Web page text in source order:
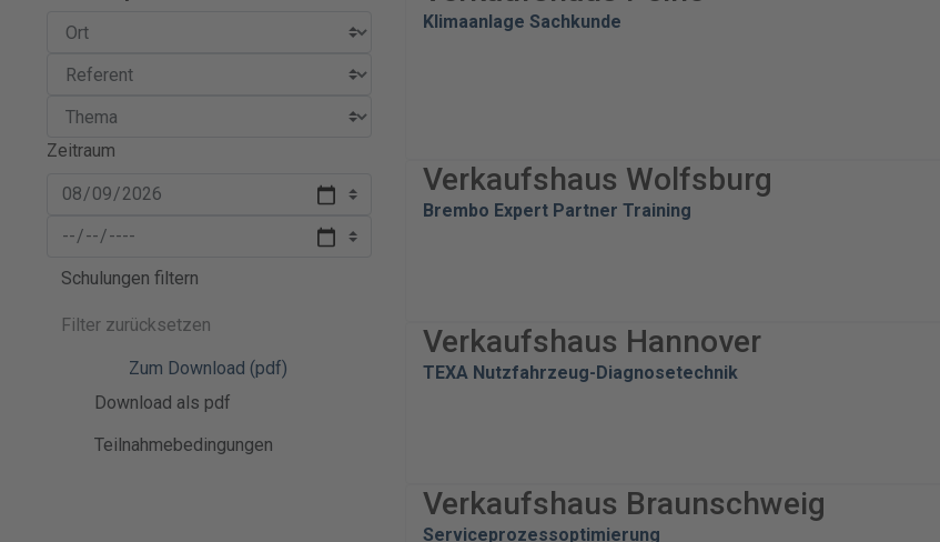
Zeitraum
Schulungen filtern
Filter zurücksetzen
Zum Download (pdf)
Download als pdf
Teilnahmebedingungen
Klimaanlage Sachkunde
Verkaufshaus Wolfsburg
Brembo Expert Partner Training
Verkaufshaus Hannover
TEXA Nutzfahrzeug-Diagnosetechnik
Verkaufshaus Braunschweig
Serviceprozessoptimierung